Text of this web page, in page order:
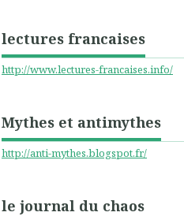
lectures francaises
http://www.lectures-francaises.info/
Mythes et antimythes
http://anti-mythes.blogspot.fr/
le journal du chaos